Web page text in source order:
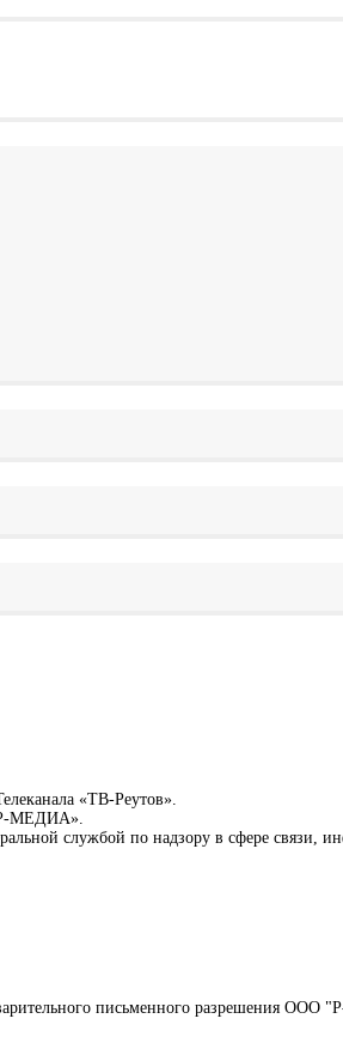
«ТВ-Реутов».
МЕДИА».
службой по надзору в сфере
письменного разрешения ООО